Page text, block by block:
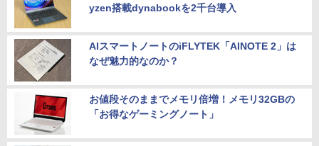
yzen搭載dynabookを2千台導入
AIスマートノートのiFLYTEK「AINOTE 2」は
なぜ魅力的なのか？
お値段そのままでメモリ倍増！メモリ32GBの
「お得なゲーミングノート」